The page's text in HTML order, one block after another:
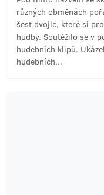
různých obměnách
šest dvojic, které si
hudby. Soutěžilo se v
hudebních klipů.
hudebních...